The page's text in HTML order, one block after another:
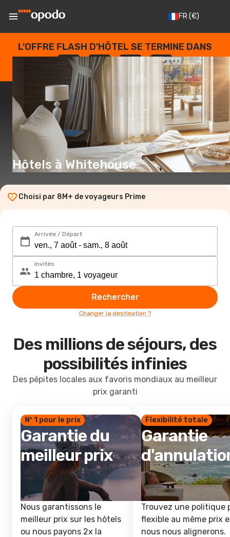
FR(€)
L'OFFRE FLASH D'HÔTEL SE TERMINE DANS
--
JOURS
: --
HEURES
: --
SECONDES
Hôtels à Whitehouse
Choisi par 8M+ de voyageurs Prime
Arrivée / Départ
Invités
Rechercher
Changer la destination ?
Des millions de séjours, des
possibilités infinies
Des pépites locales aux favoris mondiaux au meilleur
prix garanti
Nº 1 pour le prix
Garantie du
meilleur prix
Nous garantissons le
meilleur prix sur les hôtels
ou nous payons 2x la
Flexibilité totale
Garantie
Trouvez une politique
flexible au même prix
nous nous alignerons.